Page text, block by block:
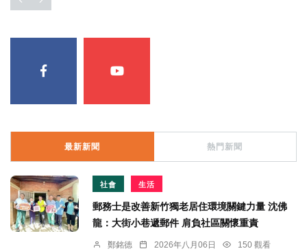
最新新聞 熱門新聞
社會 生活
郵務士是改善新竹獨老居住環境關鍵力量 沈佛
龍：大街小巷遞郵件 肩負社區關懷重責
鄭銘德 2026年八月06日
150 觀看